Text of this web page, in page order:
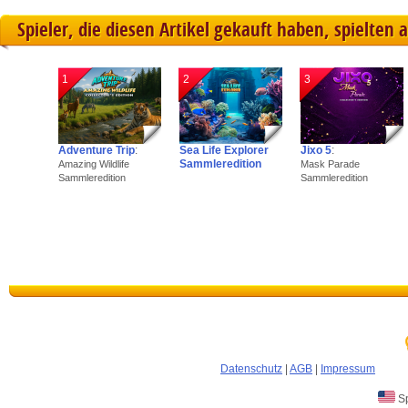
Spieler, die diesen Artikel gekauft haben, spielten
1
Adventure Trip:
Amazing Wildlife
Sammleredition
2
Sea Life Explorer
Sammleredition
3
Jixo 5:
Mask Parade
Sammleredition
Datenschutz AGB Impressum